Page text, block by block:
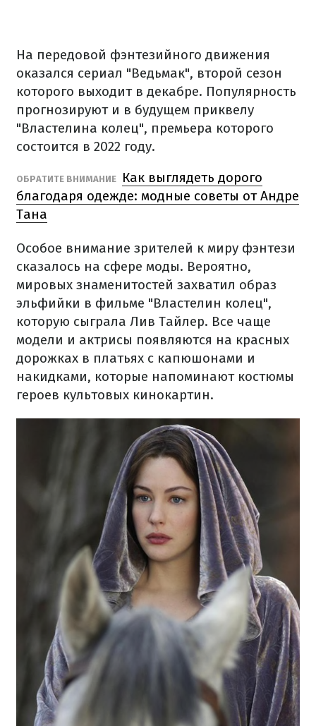
На передовой фэнтезийного движения
оказался сериал "Ведьмак", второй сезон
которого выходит в декабре. Популярность
прогнозируют и в будущем приквелу
"Властелина колец", премьера которого
состоится в 2022 году.
ОБРАТИТЕ ВНИМАНИЕ
Как выглядеть дорого
благодаря одежде: модные советы от Андре
Тана
Особое внимание зрителей к миру фэнтези
сказалось на сфере моды. Вероятно,
мировых знаменитостей захватил образ
эльфийки в фильме "Властелин колец",
которую сыграла Лив Тайлер. Все чаще
модели и актрисы появляются на красных
дорожках в платьях с капюшонами и
накидками, которые напоминают костюмы
героев культовых кинокартин.